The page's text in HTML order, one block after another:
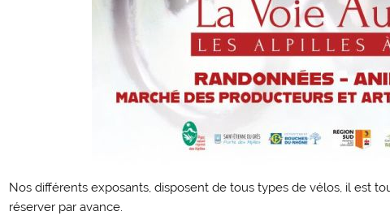
Nos différents exposants, disposent de tous types de vélos, il est
réserver par avance.